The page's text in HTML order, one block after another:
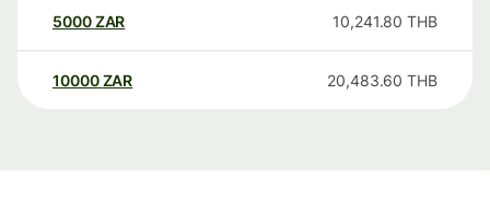
5000ZAR 10,241.80 THB
10000 ZAR 20,483.60 THB